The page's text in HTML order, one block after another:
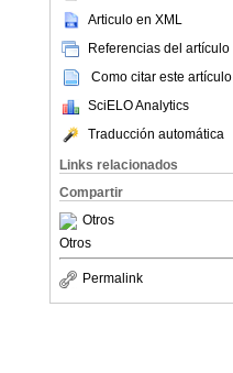
Articulo en XML
Referencias del artículo
Como citar este artículo
SciELO Analytics
Traducción automática
Links relacionados
Compartir
Otros
Otros
Permalink